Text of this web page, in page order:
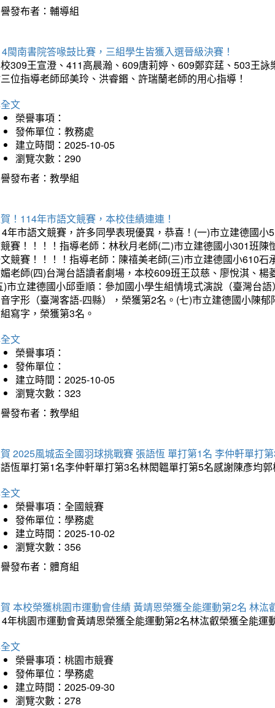
發布者：輔導組
閩南書院答喙鼓比賽，三組學生皆獲入選晉級決賽！
309王宣澄、411高晨瀚、609唐莉婷、609鄭弈莛、503王
位指導老師邱美玲、洪睿鍲、許瑞蘭老師的用心指導！
文
榮譽事項：
發佈單位：教務處
建立時間：2025-10-05
瀏覽次數：290
發布者：教學組
！114年市語文競賽，本校佳績連連！
年市語文競賽，許多同學表現優異，恭喜！(一)市立建德國
賽！！！！指導老師：林秋月老師(二)市立建德國小301班
競賽！！！！指導老師：陳禧美老師(三)市立建德國小610
老師(四)台灣台語讀者劇場，本校609班王苡慈、廖悅淇、
)市立建德國小邱垂順：參加國小學生組情境式演說（臺灣台
字形（臺灣客語-四縣），榮獲第2名。(七)市立建德國小陳
寫字，榮獲第3名。
文
榮譽事項：
發佈單位：
建立時間：2025-10-05
瀏覽次數：323
發布者：教學組
2025風城盃全國羽球挑戰賽 張語恆 單打第1名 李仲軒單打
恆單打第1名李仲軒單打第3名林閎韞單打第5名感謝陳彥均
文
榮譽事項：全國競賽
發佈單位：學務處
建立時間：2025-10-02
瀏覽次數：356
發布者：體育組
本校榮獲桃園市運動會佳績 黃靖恩榮獲全能運動第2名 林汯
年桃園市運動會黃靖恩榮獲全能運動第2名林汯叡榮獲全能運
文
榮譽事項：桃園市競賽
發佈單位：學務處
建立時間：2025-09-30
瀏覽次數：278